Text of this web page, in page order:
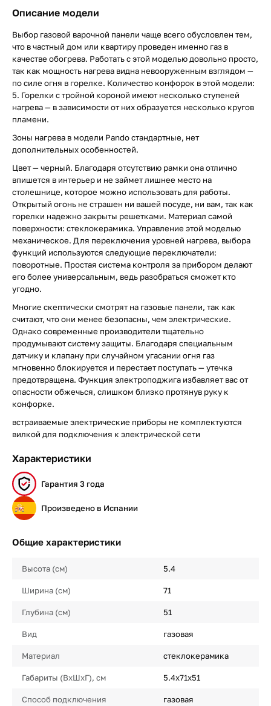
Описание модели
Выбор газовой варочной панели чаще всего обусловлен тем,
что в частный дом или квартиру проведен именно газ в
качестве обогрева. Работать с этой моделью довольно просто,
так как мощность нагрева видна невооруженным взглядом —
по силе огня в горелке. Количество конфорок в этой модели:
5. Горелки с тройной короной имеют несколько ступеней
нагрева — в зависимости от них образуется несколько кругов
пламени.
Зоны нагрева в модели Pando стандартные, нет
дополнительных особенностей.
Цвет — черный. Благодаря отсутствию рамки она отлично
впишется в интерьер и не займет лишнее место на
столешнице, которое можно использовать для работы.
Открытый огонь не страшен ни вашей посуде, ни вам, так как
горелки надежно закрыты решетками. Материал самой
поверхности: стеклокерамика. Управление этой моделью
механическое. Для переключения уровней нагрева, выбора
функций используются следующие переключатели:
поворотные. Простая система контроля за прибором делают
его более универсальным, ведь разобраться сможет кто
угодно.
Многие скептически смотрят на газовые панели, так как
считают, что они менее безопасны, чем электрические.
Однако современные производители тщательно
продумывают систему защиты. Благодаря специальным
датчику и клапану при случайном угасании огня газ
мгновенно блокируется и перестает поступать — утечка
предотвращена. Функция электроподжига избавляет вас от
опасности обжечься, слишком близко протянув руку к
конфорке.
встраиваемые электрические приборы не комплектуются
вилкой для подключения к электрической сети
Характеристики
Гарантия 3 года
Произведено в Испании
Общие характеристики
Высота (см) 5.4
Ширина (см) 71
Глубина (см) 51
Вид газовая
Материал стеклокерамика
Габариты (ВхШхГ), см 5.4х71х51
Способ подключения газовая